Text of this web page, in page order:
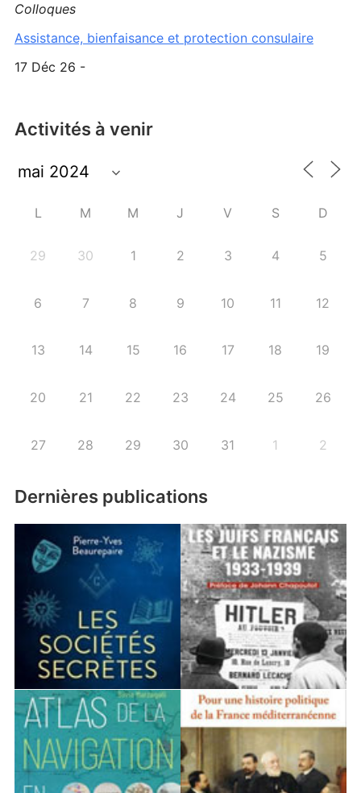
Colloques
Assistance, bienfaisance et protection consulaire
17 Déc 26 -
Activités à venir
L M M J V S D
29 30 1 2 3 4 5
6 7 8 9 10 11 12
13 14 15 16 17 18 19
20 21 22 23 24 25 26
27 28 29 30 31 1 2
Dernières publications